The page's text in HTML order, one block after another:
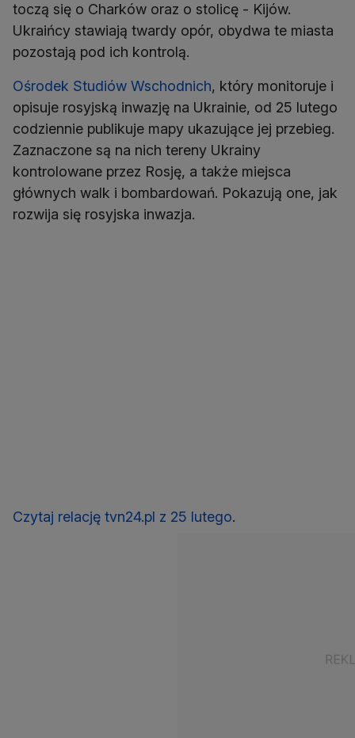
toczą się o Charków oraz o stolicę - Kijów.
Ukraińcy stawiają twardy opór, obydwa te miasta
pozostają pod ich kontrolą.
Ośrodek Studiów Wschodnich, który monitoruje i
opisuje rosyjską inwazję na Ukrainie, od 25 lutego
codziennie publikuje mapy ukazujące jej przebieg.
Zaznaczone są na nich tereny Ukrainy
kontrolowane przez Rosję, a także miejsca
głównych walk i bombardowań. Pokazują one, jak
rozwija się rosyjska inwazja.
Czytaj relację tvn24.pl z 25 lutego.